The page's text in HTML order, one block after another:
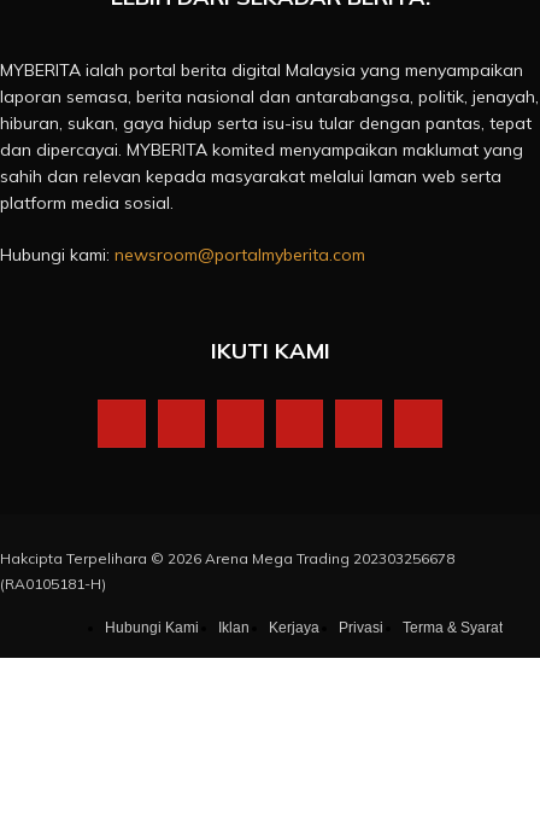
MYBERITA ialah portal berita digital Malaysia yang menyampaikan
laporan semasa, berita nasional dan antarabangsa, politik, jenayah,
hiburan, sukan, gaya hidup serta isu-isu tular dengan pantas, tepat
dan dipercayai. MYBERITA komited menyampaikan maklumat yang
sahih dan relevan kepada masyarakat melalui laman web serta
platform media sosial.
Hubungi kami: newsroom@portalmyberita.com
IKUTI KAMI
Hakcipta Terpelihara © 2026 Arena Mega Trading 202303256678
(RA0105181-H)
Hubungi Kami Iklan Kerjaya Privasi Terma & Syarat